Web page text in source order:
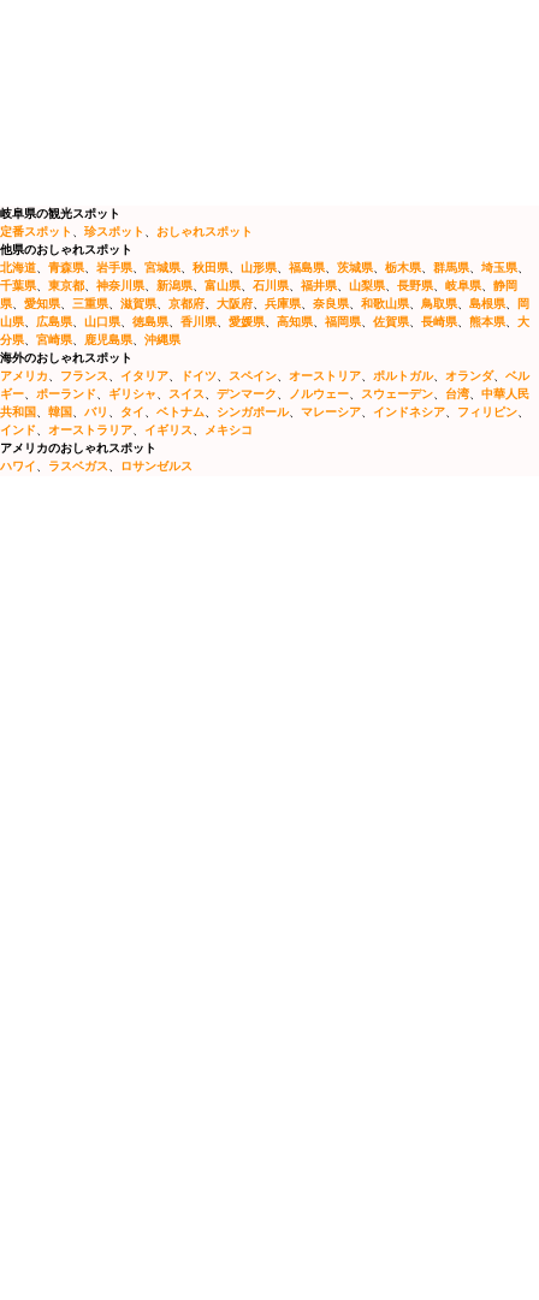
岐阜県の観光スポット
定番スポット 、 珍スポット 、 おしゃれスポット
他県のおしゃれスポット
北海道、 青森県、 岩手県、 宮城県、 秋田県、 山形県、 福島県、 茨城県、 栃木県、 群馬県、 埼玉県、
千葉県、 東京都、 神奈川県、 新潟県、 富山県、 石川県、 福井県、 山梨県、 長野県、 岐阜県、 静岡
県、 愛知県、 三重県、 滋賀県、 京都府、 大阪府、 兵庫県、 奈良県、 和歌山県、 鳥取県、 島根県、
岡
山県、 広島県、 山口県、 徳島県、 香川県、 愛媛県、 高知県、 福岡県、 佐賀県、 長崎県、 熊本県、 大
分県、 宮崎県、 鹿児島県、 沖縄県
海外のおしゃれスポット
アメリカ 、 フランス 、 イタリア、 ドイツ、 スペイン、 オーストリア、 ポルトガル、 オランダ、 ベル
ギー、 ポーランド 、 ギリシャ 、 スイス 、 デンマーク 、 ノルウェー、 スウェーデン、 台湾、 中華人民
共和国 、 韓国 、 バリ 、 タイ 、 ベトナム、 シンガポール、 マレーシア、 インドネシア、 フィリピン、
インド 、 オーストラリア、 イギリス 、 メキシコ
アメリカのおしゃれスポット
ハワイ 、 ラスベガス 、 ロサンゼルス